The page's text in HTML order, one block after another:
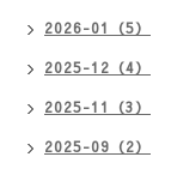
2026-01（5）
2025-12（4）
2025-11（3）
2025-09（2）